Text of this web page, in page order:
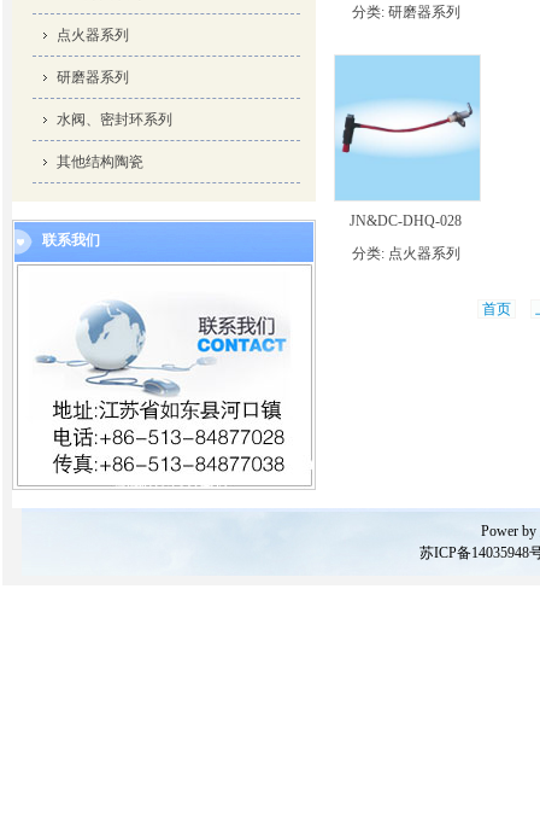
点火器系列
研磨器系列
水阀、密封环系列
其他结构陶瓷
联系我们
分类: 研磨器系列
JN&DC-DHQ-028
分类: 点火器系列
首页
Power by
苏ICP备14035948